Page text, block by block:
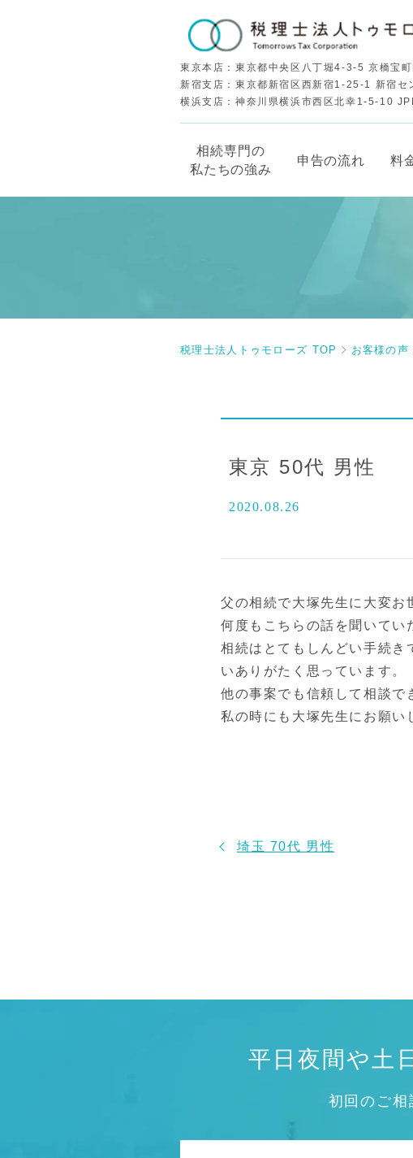
東京本店：東京都中央区八丁堀4-3-5 京橋宝
新宿支店：東京都新宿区西新宿1-25-1 新宿セ
横浜支店：神奈川県横浜市西区北幸1-5-10
相続専門の
私たちの強み
申告の流れ 料
税理士法人トゥモローズ TOP お客様の声
東京 50代 男性
2020.08.26
父の相続で大塚先生に大変お
何度もこちらの話を聞いてい
相続はとてもしんどい手続き
いありがたく思っています。
他の事案でも信頼して相談で
私の時にも大塚先生にお願い
埼玉 70代 男性
平日夜間や土
初回のご相